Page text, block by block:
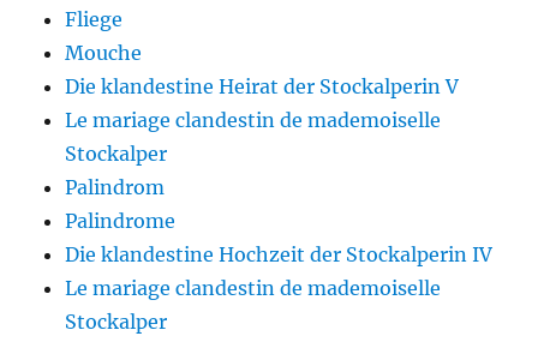
Fliege
Mouche
Die klandestine Heirat der Stockalperin V
Le mariage clandestin de mademoiselle
Stockalper
Palindrom
Palindrome
Die klandestine Hochzeit der Stockalperin IV
Le mariage clandestin de mademoiselle
Stockalper